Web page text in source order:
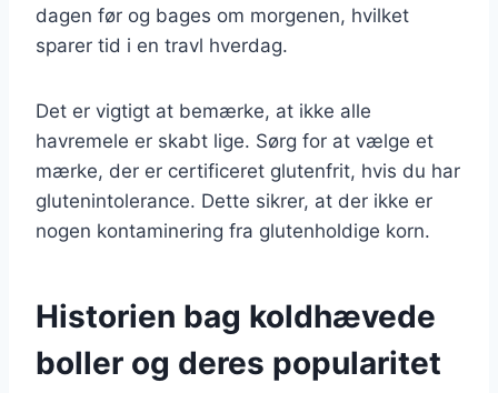
dagen før og bages om morgenen, hvilket
sparer tid i en travl hverdag.
Det er vigtigt at bemærke, at ikke alle
havremele er skabt lige. Sørg for at vælge et
mærke, der er certificeret glutenfrit, hvis du har
glutenintolerance. Dette sikrer, at der ikke er
nogen kontaminering fra glutenholdige korn.
Historien bag koldhævede
boller og deres popularitet